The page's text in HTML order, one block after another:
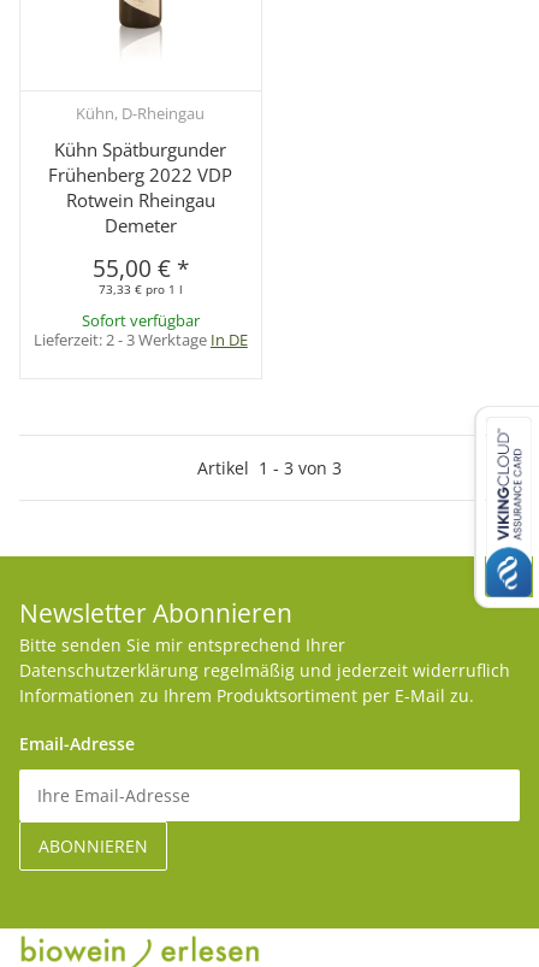
Kühn, D-Rheingau
Kühn Spätburgunder
Frühenberg 2022 VDP
Rotwein Rheingau
Demeter
55,00 € *
73,33 € pro 1 l
Sofort verfügbar
Lieferzeit:2 - 3 Werktage In DE
Artikel 1 - 3 von 3
Newsletter Abonnieren
Bitte senden Sie mir entsprechend Ihrer
Datenschutzerklärung regelmäßig und jederzeit widerruflich
Informationen zu Ihrem Produktsortiment per E-Mail zu.
Email-Adresse